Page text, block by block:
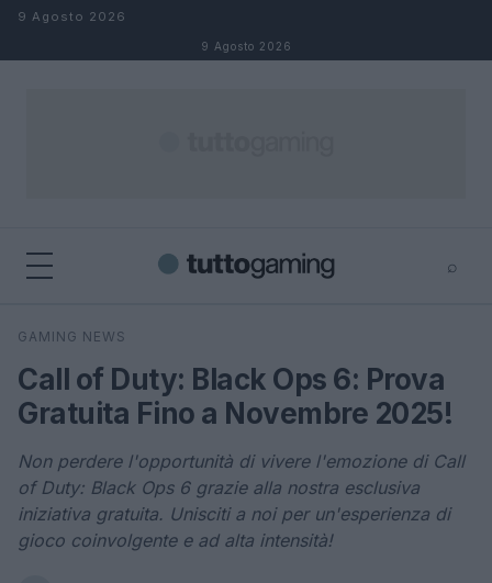
Salta al contenuto
9 Agosto 2026
9 Agosto 2026
⌕
Cerca
GAMING NEWS
Call of Duty: Black Ops 6: Prova
Gratuita Fino a Novembre 2025!
Non perdere l'opportunità di vivere l'emozione di Call
of Duty: Black Ops 6 grazie alla nostra esclusiva
iniziativa gratuita. Unisciti a noi per un'esperienza di
gioco coinvolgente e ad alta intensità!